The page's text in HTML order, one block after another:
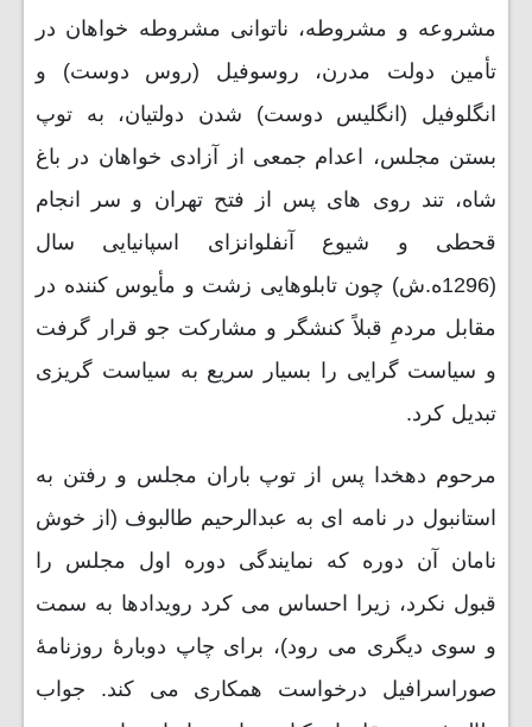
مشروعه و مشروطه، ناتوانی مشروطه خواهان در
تأمین دولت مدرن، روسوفیل (روس دوست) و
انگلوفیل (انگلیس دوست) شدن دولتیان، به توپ
بستن مجلس، اعدام جمعی از آزادی خواهان در باغ
شاه، تند روی های پس از فتح تهران و سر انجام
قحطی و شیوع آنفلوانزای اسپانیایی سال
(1296ه.ش) چون تابلوهایی زشت و مأیوس کننده در
مقابل مردمِ قبلاً کنشگر و مشارکت جو قرار گرفت
و سیاست گرایی را بسیار سریع به سیاست گریزی
تبدیل کرد.
مرحوم دهخدا پس از توپ باران مجلس و رفتن به
استانبول در نامه ای به عبدالرحیم طالبوف (از خوش
نامان آن دوره که نمایندگی دوره اول مجلس را
قبول نکرد، زیرا احساس می کرد رویدادها به سمت
و سوی دیگری می رود)، برای چاپ دوبارۀ روزنامۀ
صوراسرافیل درخواست همکاری می کند. جواب